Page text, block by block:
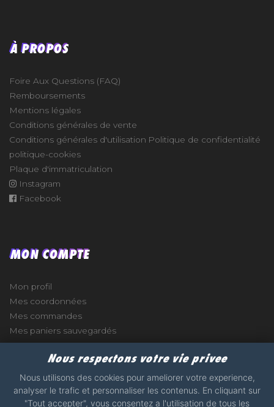
À PROPOS
Foire Aux Questions (FAQ)
Remboursements
Mentions légales
Conditions générales de vente
Conditions générales d'utilisation Politique de confidentialité
politique-cookies
Plaque d'immatriculation
Instagram
Facebook
MON COMPTE
Mon profil
Mes coordonnées
Mes commandes
Mes paniers sauvegardés
Nous respectons votre vie privee
Nous utilisons des cookies pour ameliorer votre experience,
analyser le trafic et personnaliser les contenus. En cliquant sur
"Tout accepter", vous consentez a l'utilisation de tous les